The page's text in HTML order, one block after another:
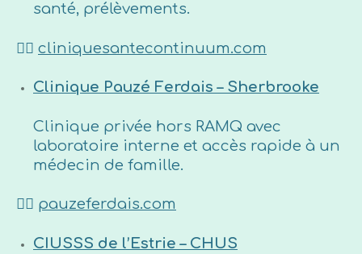
santé, prélèvements.
👉🏼 cliniquesantecontinuum.com
Clinique Pauzé Ferdais – Sherbrooke
Clinique privée hors RAMQ avec
laboratoire interne et accès rapide à un
médecin de famille.
👉🏼 pauzeferdais.com
CIUSSS de l’Estrie – CHUS